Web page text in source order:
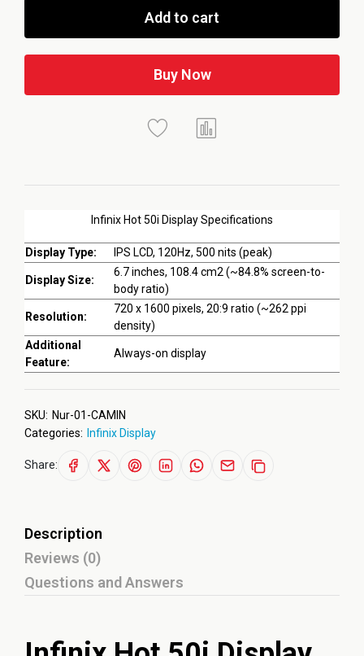
Infinix Hot 50i Display Specifications
Display Type: IPS LCD, 120Hz, 500 nits (peak)
Display Size:
6.7 inches, 108.4 cm2 (~84.8% screen-to-
body ratio)
Resolution:
720 x 1600 pixels, 20:9 ratio (~262 ppi
density)
Additional
Feature:
Always-on display
Add to cart
Buy Now
SKU: Nur-01-CAMIN
Categories: Infinix Display
Share:
Description
Reviews (0)
Questions and Answers